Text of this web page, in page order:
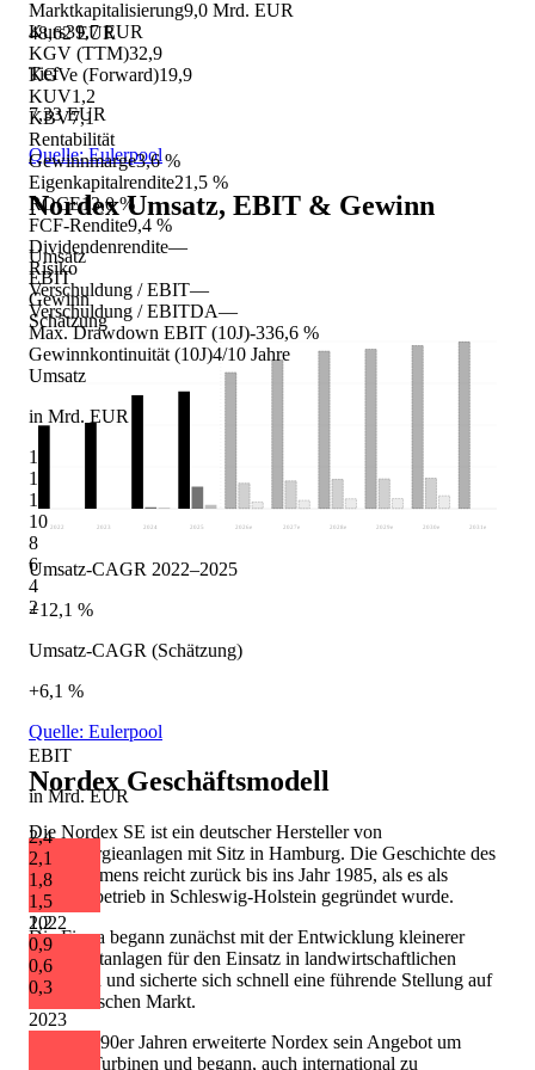
Marktkapitalisierung9,0 Mrd. EUR
Kurs39,7 EUR
KGV (TTM)32,9
KGVe (Forward)19,9
KUV1,2
KBV7,1
Rentabilität
Gewinnmarge3,6 %
Eigenkapitalrendite21,5 %
ROCE13,0 %
FCF-Rendite9,4 %
Dividendenrendite—
Risiko
Verschuldung / EBIT—
Verschuldung / EBITDA—
Max. Drawdown EBIT (10J)-336,6 %
Gewinnkontinuität (10J)4/10 Jahre
Umsatz
in Mrd. EUR
16
14
12
10
8
6
4
2
2022
2023
EBIT
in Mrd. EUR
2,4
2,1
1,8
1,5
1,2
0,9
0,6
0,3
48,62 EUR
Tief
7,33 EUR
Quelle: Eulerpool
NordexUmsatz, EBIT & Gewinn
Umsatz
EBIT
Gewinn
Schätzung
2022 2023 2024 2025 2026e 2027 e 2028 e 2029 e 2030e 2031 e
Umsatz-CAGR 2022–2025
+12,1 %
Umsatz-CAGR (Schätzung)
+6,1 %
Quelle: Eulerpool
NordexGeschäftsmodell
Die Nordex SE ist ein deutscher Hersteller von
Windenergieanlagen mit Sitz in Hamburg. Die Geschichte des
Unternehmens reicht zurück bis ins Jahr 1985, als es als
Familienbetrieb in Schleswig-Holstein gegründet wurde.
Die Firma begann zunächst mit der Entwicklung kleinerer
Windkraftanlagen für den Einsatz in landwirtschaftlichen
Betrieben und sicherte sich schnell eine führende Stellung auf
dem deutschen Markt.
In den 1990er Jahren erweiterte Nordex sein Angebot um
größere Turbinen und begann, auch international zu